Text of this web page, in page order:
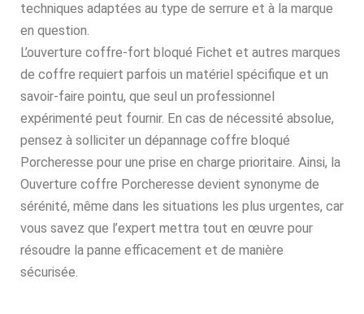
techniques adaptées au type de serrure et à la marque
en question.
L’ouverture coffre-fort bloqué Fichet et autres marques
de coffre requiert parfois un matériel spécifique et un
savoir-faire pointu, que seul un professionnel
expérimenté peut fournir. En cas de nécessité absolue,
pensez à solliciter un dépannage coffre bloqué
Porcheresse pour une prise en charge prioritaire. Ainsi, la
Ouverture coffre Porcheresse devient synonyme de
sérénité, même dans les situations les plus urgentes, car
vous savez que l’expert mettra tout en œuvre pour
résoudre la panne efficacement et de manière
sécurisée.